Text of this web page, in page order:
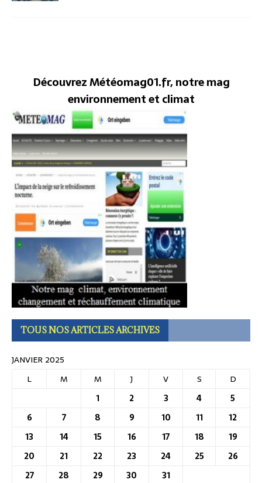
Découvrez Météomag01.fr, notre mag
environnement et climat
TOUS NOS ARTICLES ARCHIVES
JANVIER 2025
L
M M J V S
D
1
2 3 4
5
6
7 8 9 10 11
12
13
14 15 16 17 18
19
20
21 22 23 24 25
26
27
28 29 30
31